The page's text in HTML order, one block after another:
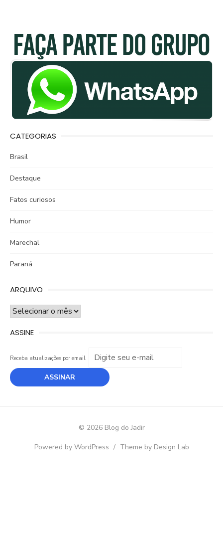
CATEGORIAS
Brasil
Destaque
Fatos curiosos
Humor
Marechal
Paraná
ARQUIVO
ARQUIVO
ASSINE
Receba atualizações por email.
© 2026 Blog do Jadir
Powered by WordPress / Theme by Design Lab